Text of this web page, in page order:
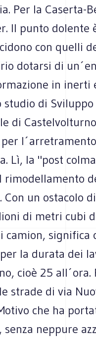
Per la Caserta-
Il punto dolente
con quelli
dotarsi di
in inerti
studio di
di
Lì, la "post
rimodellamento
un ostacolo
di metri cubi
camion, significa
la durata dei
cioè 25 all´ora.
strade di via
che ha
neppure